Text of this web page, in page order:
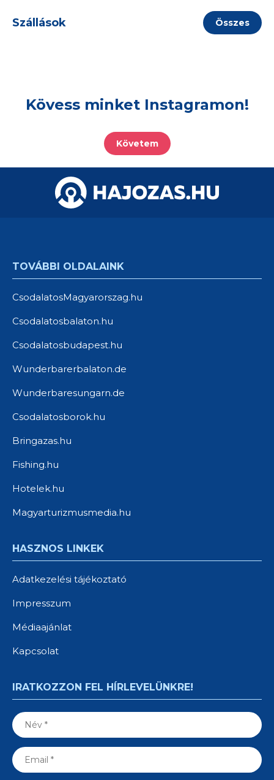
Szállások Összes
Kövess minket Instagramon!
Követem
TOVÁBBI OLDALAINK
CsodalatosMagyarorszag.hu
Csodalatosbalaton.hu
Csodalatosbudapest.hu
Wunderbarerbalaton.de
Wunderbaresungarn.de
Csodalatosborok.hu
Bringazas.hu
Fishing.hu
Hotelek.hu
Magyarturizmusmedia.hu
HASZNOS LINKEK
Adatkezelési tájékoztató
Impresszum
Médiaajánlat
Kapcsolat
IRATKOZZON FEL HÍRLEVELÜNKRE!